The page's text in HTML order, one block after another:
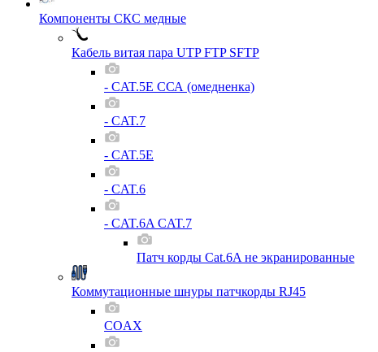
Компоненты СКС медные
Кабель витая пара UTP FTP SFTP
- CAT.5E ССА (омедненка)
- CAT.7
- CAT.5E
- CAT.6
- CAT.6A CAT.7
Патч корды Cat.6A не экранированные
Коммутационные шнуры патчкорды RJ45
COAX